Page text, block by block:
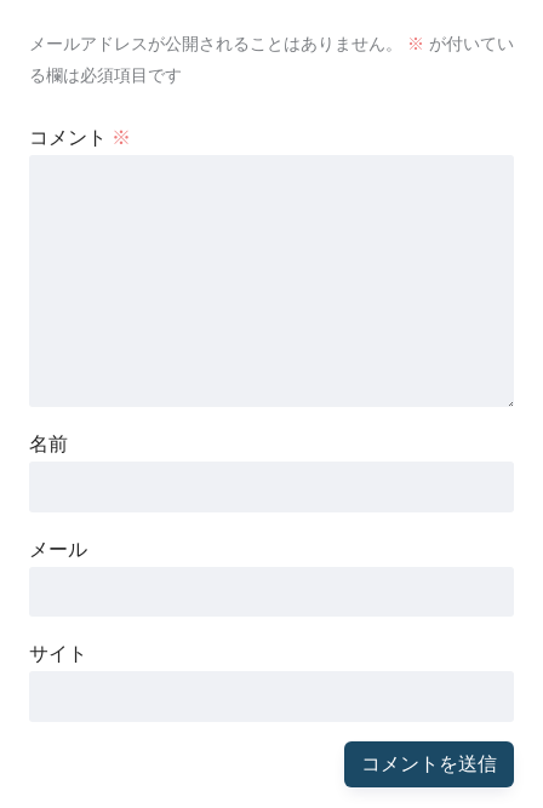
メールアドレスが公開されることはありません。 ※ が付いてい
る欄は必須項目です
コメント ※
名前
メール
サイト